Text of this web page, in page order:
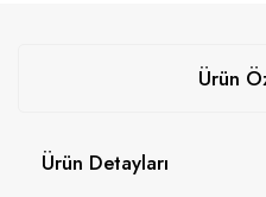
Ürün
Ürün Detayları